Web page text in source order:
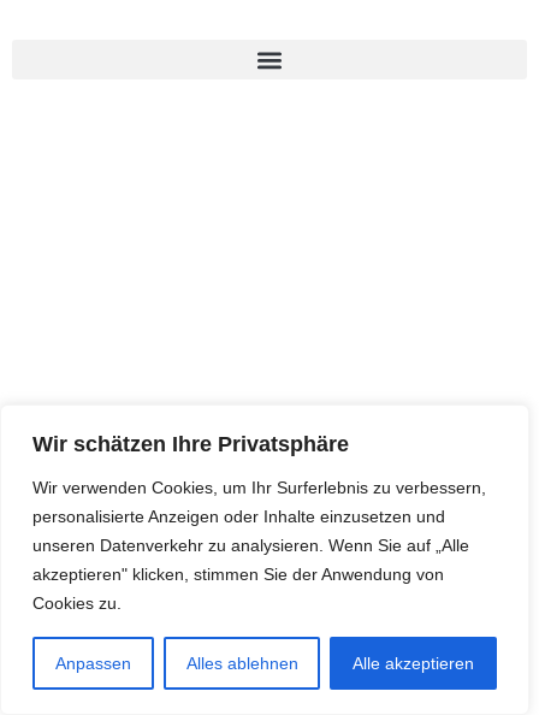
Wir schätzen Ihre Privatsphäre
Wir verwenden Cookies, um Ihr Surferlebnis zu verbessern,
personalisierte Anzeigen oder Inhalte einzusetzen und
unseren Datenverkehr zu analysieren. Wenn Sie auf „Alle
akzeptieren" klicken, stimmen Sie der Anwendung von
Cookies zu.
Anpassen Alles ablehnen Alle akzeptieren